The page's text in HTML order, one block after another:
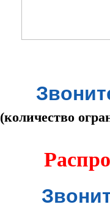
(количество